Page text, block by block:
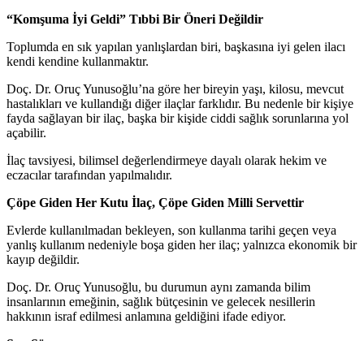
“Komşuma İyi Geldi” Tıbbi Bir Öneri Değildir
Toplumda en sık yapılan yanlışlardan biri, başkasına iyi gelen ilacı
kendi kendine kullanmaktır.
Doç. Dr. Oruç Yunusoğlu’na göre her bireyin yaşı, kilosu, mevcut
hastalıkları ve kullandığı diğer ilaçlar farklıdır. Bu nedenle bir kişiye
fayda sağlayan bir ilaç, başka bir kişide ciddi sağlık sorunlarına yol
açabilir.
İlaç tavsiyesi, bilimsel değerlendirmeye dayalı olarak hekim ve
eczacılar tarafından yapılmalıdır.
Çöpe Giden Her Kutu İlaç, Çöpe Giden Milli Servettir
Evlerde kullanılmadan bekleyen, son kullanma tarihi geçen veya
yanlış kullanım nedeniyle boşa giden her ilaç; yalnızca ekonomik bir
kayıp değildir.
Doç. Dr. Oruç Yunusoğlu, bu durumun aynı zamanda bilim
insanlarının emeğinin, sağlık bütçesinin ve gelecek nesillerin
hakkının israf edilmesi anlamına geldiğini ifade ediyor.